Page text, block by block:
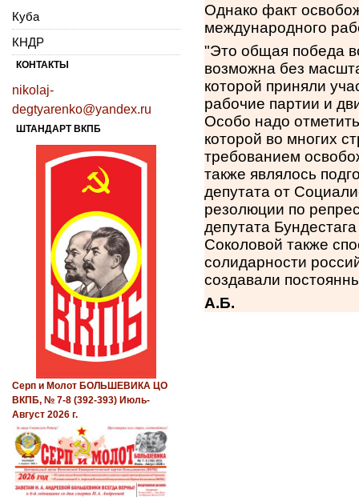
Однако факт
международного
"Это общая победа
возможна без
которой приняли
рабочие партии и
Особо надо
которой во многих
требованием
также являлось
депутата от
резолюции по
депутата
Соколовой также
солидарности
создавали
А.Б.
Куба
КНДР
КОНТАКТЫ
nikolaj-
degtyarenko@yandex.ru
ШТАНДАРТ ВКПБ
Серп и Молот БОЛЬШЕВИКА ЦО
ВКПБ, № 7-8 (392-393) Июль-
Август 2026 г.